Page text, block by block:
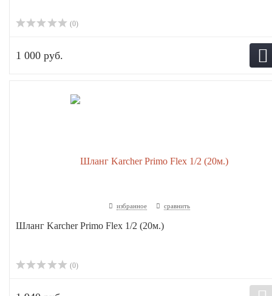
(0)
1 000 руб.
избранное сравнить
Шланг Karcher Primo Flex 1/2 (20м.)
(0)